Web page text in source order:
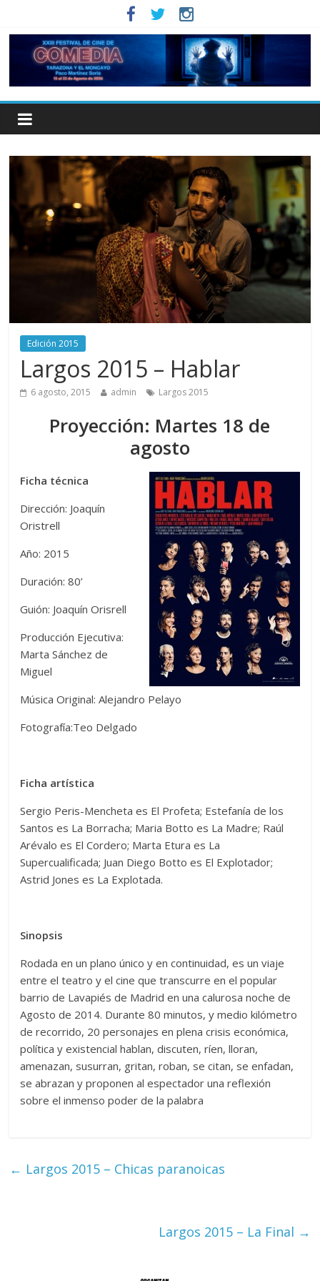
Edición 2015
Largos 2015 – Hablar
6 agosto, 2015 admin Largos 2015
Proyección: Martes 18 de
agosto
Ficha técnica
Dirección: Joaquín
Oristrell
Año: 2015
Duración: 80’
Guión: Joaquín Orisrell
Producción Ejecutiva:
Marta Sánchez de
Miguel
Música Original: Alejandro Pelayo
Fotografía:Teo Delgado
Ficha artística
Sergio Peris-Mencheta es El Profeta; Estefanía de los
Santos es La Borracha; Maria Botto es La Madre; Raúl
Arévalo es El Cordero; Marta Etura es La
Supercualificada; Juan Diego Botto es El Explotador;
Astrid Jones es La Explotada.
Sinopsis
Rodada en un plano único y en continuidad, es un viaje
entre el teatro y el cine que transcurre en el popular
barrio de Lavapiés de Madrid en una calurosa noche de
Agosto de 2014. Durante 80 minutos, y medio kilómetro
de recorrido, 20 personajes en plena crisis económica,
política y existencial hablan, discuten, ríen, lloran,
amenazan, susurran, gritan, roban, se citan, se enfadan,
se abrazan y proponen al espectador una reflexión
sobre el inmenso poder de la palabra
← Largos 2015 – Chicas paranoicas
Largos 2015 – La Final →